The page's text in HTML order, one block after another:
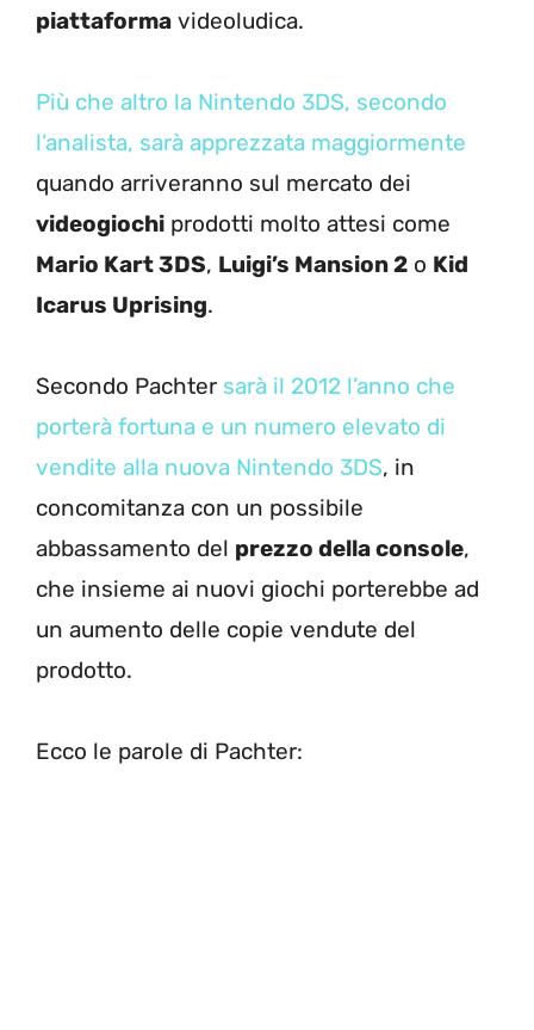
piattaforma videoludica.
Più che altro la Nintendo 3DS, secondo
l’analista, sarà apprezzata maggiormente
quando arriveranno sul mercato dei
videogiochi prodotti molto attesi come
Mario Kart 3DS, Luigi’s Mansion 2 o Kid
Icarus Uprising.
Secondo Pachter sarà il 2012 l’anno che
porterà fortuna e un numero elevato di
vendite alla nuova Nintendo 3DS, in
concomitanza con un possibile
abbassamento del prezzo della console,
che insieme ai nuovi giochi porterebbe ad
un aumento delle copie vendute del
prodotto.
Ecco le parole di Pachter: